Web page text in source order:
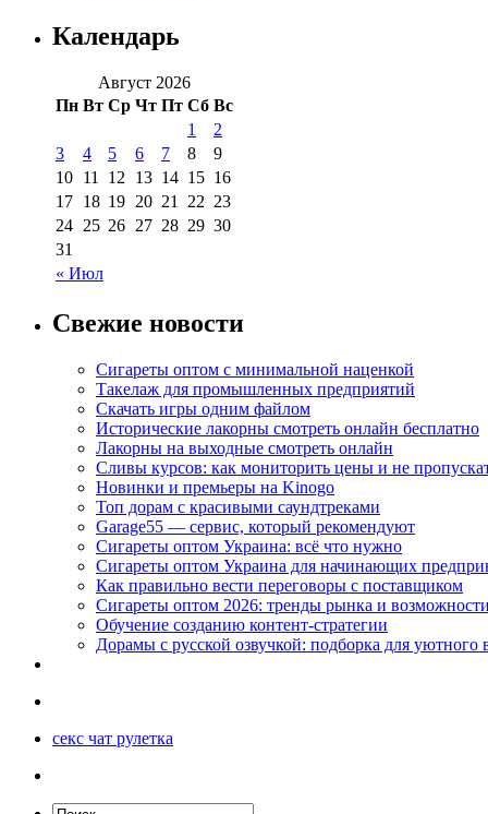
Календарь
Август 2026
Пн Вт Ср Чт Пт Сб Вс
« Июл
1
2
3
4 5 6 7 8
9
10 11 12 13 14 15 16
17 18 19 20 21 22 23
24 25 26 27 28 29 30
31
Свежие новости
Сигареты оптом с минимальной наценкой
Такелаж для промышленных предприятий
Скачать игры одним файлом
Исторические лакорны смотреть онлайн бесплатно
Лакорны на выходные смотреть онлайн
Сливы курсов: как мониторить цены и не
Новинки и премьеры на Kinogo
Топ дорам с красивыми саундтреками
Garage55 — сервис, который рекомендуют
Сигареты оптом Украина: всё что нужно
Сигареты оптом Украина для начинающих
Как правильно вести переговоры с поставщиком
Сигареты оптом 2026: тренды рынка и возможности
Обучение созданию контент-стратегии
Дорамы с русской озвучкой: подборка для уютного
секс чат рулетка